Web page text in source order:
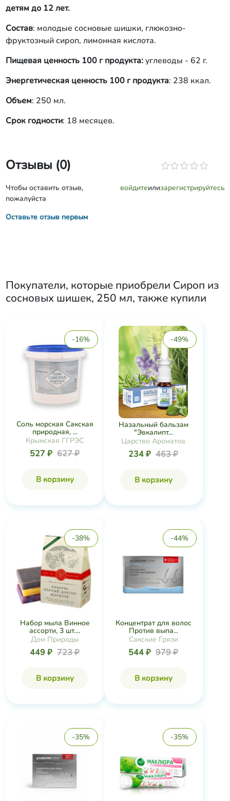
детям до 12 лет.
Состав: молодые сосновые шишки, глюкозно-
фруктозный сироп, лимонная кислота.
Пищевая ценность 100 г продукта:углеводы - 62 г.
Энергетическая ценность 100 г продукта: 238 ккал.
Объем: 250 мл.
Срок годности: 18 месяцев.
Отзывы (0)
Чтобы оставить отзыв,
пожалуйста
войдитеилизарегистрируйтесь
Оставьте отзыв первым
Покупатели, которые приобрели Сироп из
сосновых шишек, 250 мл, также купили
-16%
Соль морская Сакская
природная, ...
Крымская ГГРЭС
527 ₽ 627 ₽
В корзину
-49%
Назальный бальзам
"Эвкалипт...
Царство Ароматов
234 ₽ 463 ₽
В корзину
-38%
Набор мыла Винное
ассорти, 3 шт....
Дом Природы
449 ₽ 723 ₽
В корзину
-44%
Концентрат для волос
Против выпа...
Сакские Грязи
544 ₽ 979 ₽
В корзину
-35% -35%